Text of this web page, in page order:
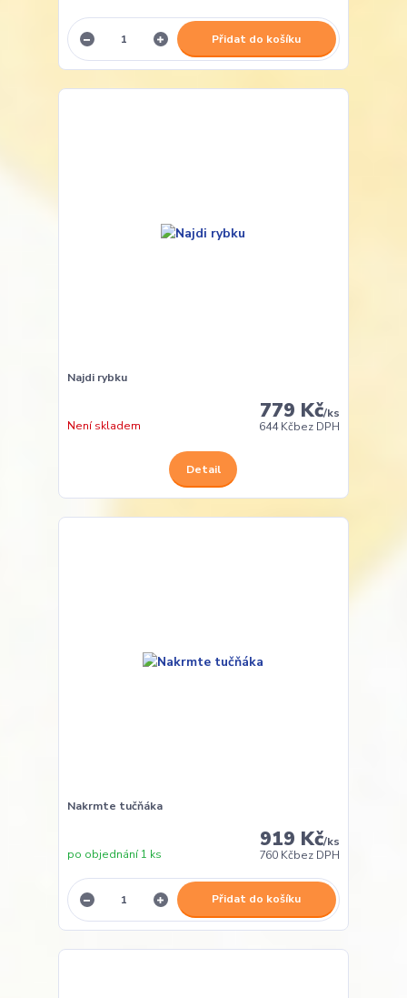
Přidat do košíku
Najdi rybku
779 Kč/ks
644 Kčbez DPH
Není skladem
Detail
Nakrmte tučňáka
919 Kč/ks
760 Kčbez DPH
po objednání 1 ks
Přidat do košíku